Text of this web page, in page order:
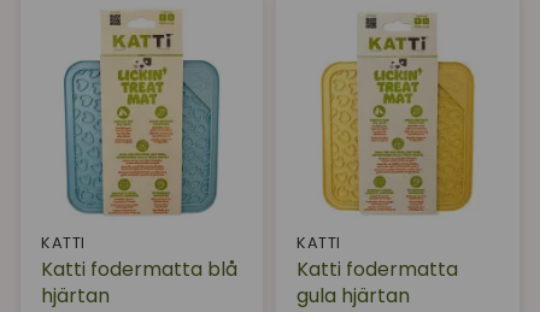
KATTI
Katti fodermatta blå
hjärtan
KATTI
Katti fodermatta
gula hjärtan